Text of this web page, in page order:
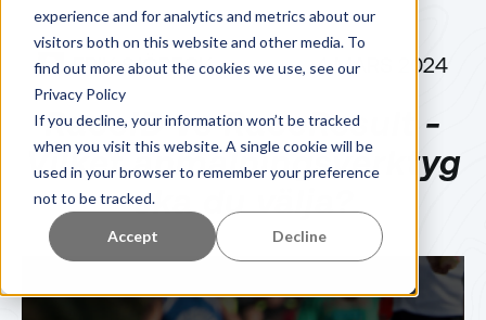
experience and for analytics and metrics about our
visitors both on this website and other media. To
find out more about the cookies we use, see our
Privacy Policy
If you decline, your information won’t be tracked
when you visit this website. A single cookie will be
used in your browser to remember your preference
not to be tracked.
Accept Decline
ERIK SJÖBECK 4 MARS 2024
RaceID vs RaceResult -
Vilket anmälningsverktyg
ska du välja?